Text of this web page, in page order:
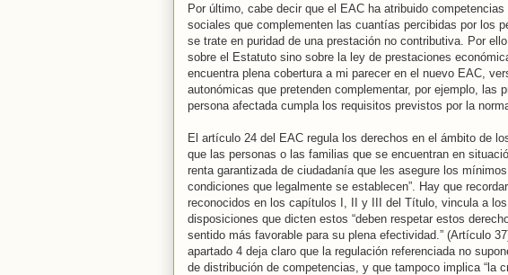
Por último, cabe decir que el EAC ha atribuido
sociales que complementen las cuantías percibidas por los
se trate en puridad de una prestación no contributiva. Por
sobre el Estatuto sino sobre la ley de prestaciones
encuentra plena cobertura a mi parecer en el nuevo EAC,
autonómicas que pretenden complementar, por ejemplo, las
persona afectada cumpla los requisitos previstos por la
El artículo 24 del EAC regula los derechos en el ámbito de
que las personas o las familias que se encuentran en
renta garantizada de ciudadanía que les asegure los
condiciones que legalmente se establecen”. Hay que
reconocidos en los capítulos I, II y III del Título, vincula a
disposiciones que dicten estos “deben respetar estos
sentido más favorable para su plena efectividad.” (Artículo
apartado 4 deja claro que la regulación referenciada no
de distribución de competencias, y que tampoco implica “la